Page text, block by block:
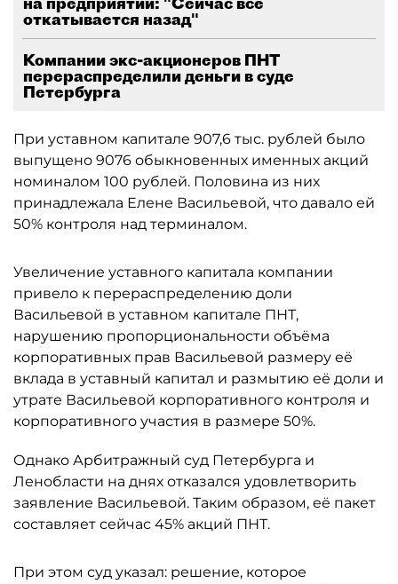
откатывается назад"
Компании экс-акционеров ПНТ
перераспределили деньги в суде
Петербурга
При уставном капитале 907,6 тыс. рублей было
выпущено 9076 обыкновенных именных акций
номиналом 100 рублей. Половина из них
принадлежала Елене Васильевой, что давало ей
50% контроля над терминалом.
Увеличение уставного капитала компании
привело к перераспределению доли
Васильевой в уставном капитале ПНТ,
нарушению пропорциональности объёма
корпоративных прав Васильевой размеру её
вклада в уставный капитал и размытию её доли и
утрате Васильевой корпоративного контроля и
корпоративного участия в размере 50%.
Однако Арбитражный суд Петербурга и
Ленобласти на днях отказался удовлетворить
заявление Васильевой. Таким образом, её пакет
составляет сейчас 45% акций ПНТ.
При этом суд указал: решение, которое